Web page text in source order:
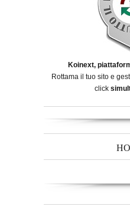
Koinext,
Rottama il tuo sito e
click